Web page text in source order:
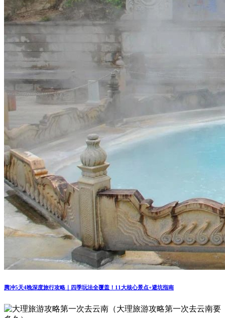
腾冲5天4晚深度旅行攻略｜四季玩法全覆盖！11大核心景点+避坑指南